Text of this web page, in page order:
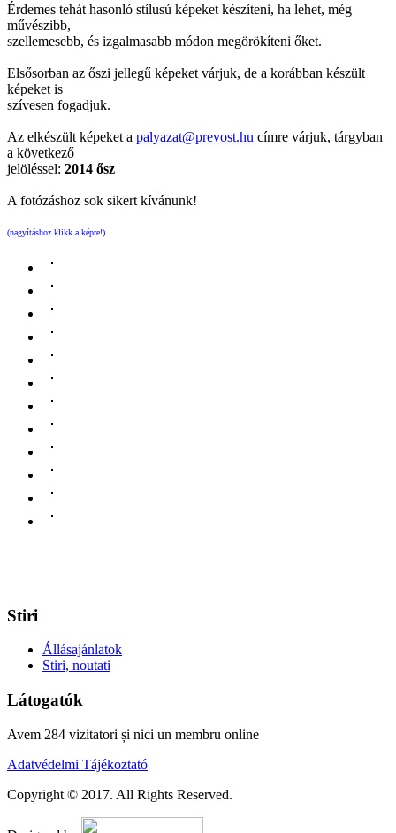
Érdemes tehát hasonló stílusú képeket készíteni, ha lehet, még
művészibb,
szellemesebb, és izgalmasabb módon megörökíteni őket.
Elsősorban az őszi jellegű képeket várjuk, de a korábban készült
képeket is
szívesen fogadjuk.
Az elkészült képeket a palyazat@prevost.hu címre várjuk, tárgyban
a következő
jelöléssel: 2014 ősz
A fotózáshoz sok sikert kívánunk!
(nagyításhoz klikk a képre!)
Stiri
Állásajánlatok
Stiri, noutati
Látogatók
Avem 284 vizitatori și nici un membru online
Adatvédelmi Tájékoztató
Copyright © 2017. All Rights Reserved.